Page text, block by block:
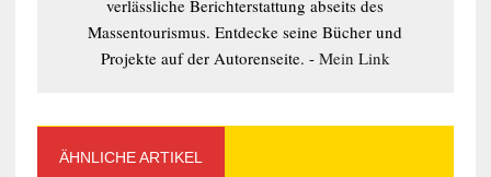
verlässliche Berichterstattung abseits des
Massentourismus. Entdecke seine Bücher und
Projekte auf der Autorenseite. - Mein Link
ÄHNLICHE ARTIKEL